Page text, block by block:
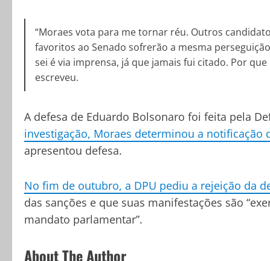
“Moraes vota para me tornar réu. Outros
favoritos ao Senado sofrerão a mesma
sei é via imprensa, já que jamais fui citado. Por
escreveu.
A defesa de Eduardo Bolsonaro foi feita pela
investigação, Moraes determinou a notificação
apresentou defesa.
No fim de outubro, a DPU pediu a rejeição da
das sanções e que suas manifestações são
mandato parlamentar”.
About The Author